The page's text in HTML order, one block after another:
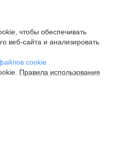
чтобы обеспечивать
веб-сайта и анализировать
cookie
Правила использования